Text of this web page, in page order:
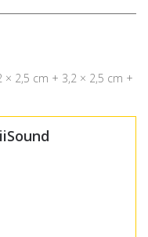
2,5 cm + 3,2 × 2,5 cm +